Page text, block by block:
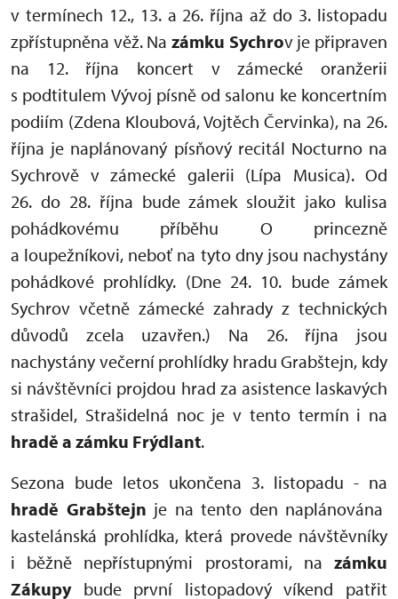
v termínech 12., 13. a 26. října až do 3. listopadu
zpřístupněna věž. Na zámku Sychrov je připraven
na 12. října koncert v zámecké oranžerii
s podtitulem Vývoj písně od salonu ke koncertním
podiím (Zdena Kloubová, Vojtěch Červinka), na 26.
října je naplánovaný písňový recitál Nocturno na
Sychrově v zámecké galerii (Lípa Musica). Od
26. do 28. října bude zámek sloužit jako kulisa
pohádkovému příběhu O princezně
a loupežníkovi, neboť na tyto dny jsou nachystány
pohádkové prohlídky. (Dne 24. 10. bude zámek
Sychrov včetně zámecké zahrady z technických
důvodů zcela uzavřen.) Na 26. října jsou
nachystány večerní prohlídky hradu Grabštejn, kdy
si návštěvníci projdou hrad za asistence laskavých
strašidel, Strašidelná noc je v tento termín i na
hradě a zámku Frýdlant.
Sezona bude letos ukončena 3. listopadu - na
hradě Grabštejn je na tento den naplánována
kastelánská prohlídka, která provede návštěvníky
i běžně nepřístupnými prostorami, na zámku
Zákupybude první listopadový víkend patřit